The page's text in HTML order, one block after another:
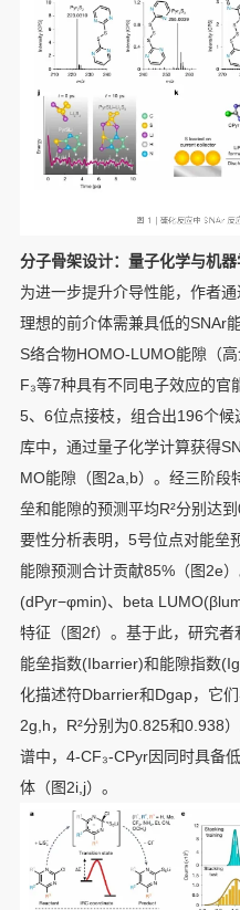
分子骨架设计：量子化学与机
为进一步提升介导性能，作者
理想的前介体需兼具低的SNAr
S络合物HOMO-LUMO能隙（
F₃等7种具有不同电子效应的官
5、6位点接枝，组合出196个
库中，通过量子化学计算获得
MO能隙（图2a,b）。经三阶段
垒和能隙的预测平均R²分别达
要性分析表明，5号位点对能垒
能隙预测合计贡献85%（图2e
(dPyr−φmin)、beta
特征（图2f）。基于此，研究
能垒指数(Ibarrier)和能隙指数
化描述符Dbarrier和Dgap，它
2g,h，R²分别为0.825和0.938
谱中，4-CF₃-CPyr因同时具备
体（图2i,j）。